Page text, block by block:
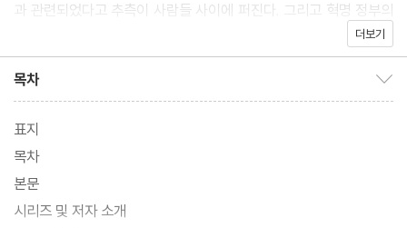
과 관련되었다고 추측이 사람들 사이에 퍼진다. 그리고 혁명 정부의
더보기
목차
표지
목차
본문
시리즈 및 저자 소개